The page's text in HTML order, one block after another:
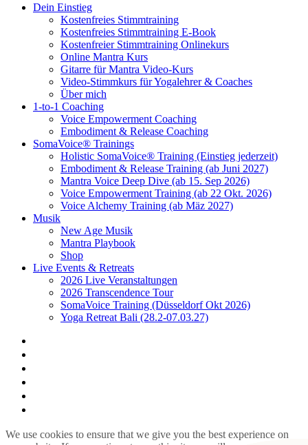
Close
Dein Einstieg
Kostenfreies Stimmtraining
Kostenfreies Stimmtraining E-Book
Kostenfreier Stimmtraining Onlinekurs
Online Mantra Kurs
Gitarre für Mantra Video-Kurs
Video-Stimmkurs für Yogalehrer & Coaches
Über mich
1-to-1 Coaching
Voice Empowerment Coaching
Embodiment & Release Coaching
SomaVoice® Trainings
Holistic SomaVoice® Training (Einstieg jederzeit)
Embodiment & Release Training (ab Juni 2027)
Mantra Voice Deep Dive (ab 15. Sep 2026)
Voice Empowerment Training (ab 22 Okt. 2026)
Voice Alchemy Training (ab Mäz 2027)
Musik
New Age Musik
Mantra Playbook
Shop
Live Events & Retreats
2026 Live Veranstaltungen
2026 Transcendence Tour
SomaVoice Training (Düsseldorf Okt 2026)
Yoga Retreat Bali (28.2-07.03.27)
We use cookies to ensure that we give you the best experience on